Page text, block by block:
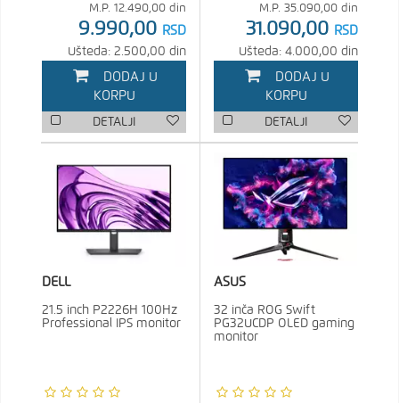
M.P. 12.490,00 din
9.990,00 RSD
Ušteda: 2.500,00 din
DODAJ U
KORPU
DETALJI
M.P. 35.090,00 din
31.090,00 RSD
Ušteda: 4.000,00 din
DODAJ U
KORPU
DETALJI
DELL
21.5 inch P2226H 100Hz
Professional IPS monitor
ASUS
32 inča ROG Swift
PG32UCDP OLED gaming
monitor